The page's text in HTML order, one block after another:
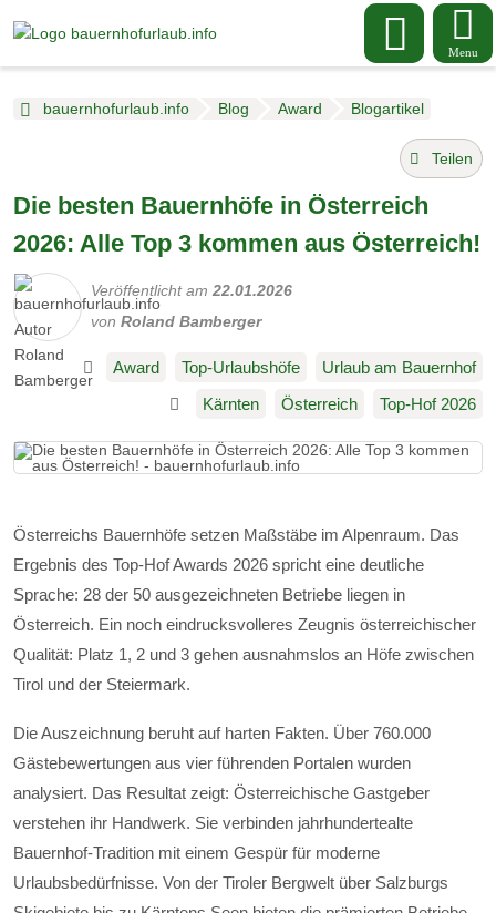
Menu
bauernhofurlaub.info Blog Award Blogartikel
Teilen
Die besten Bauernhöfe in Österreich
2026: Alle Top 3 kommen aus Österreich!
Veröffentlicht am 22.01.2026
von Roland Bamberger
Award Top-Urlaubshöfe
Urlaub am Bauernhof
Kärnten
Österreich Top-Hof 2026
Österreichs Bauernhöfe setzen Maßstäbe im Alpenraum. Das
Ergebnis des Top-Hof Awards 2026 spricht eine deutliche
Sprache: 28 der 50 ausgezeichneten Betriebe liegen in
Österreich. Ein noch eindrucksvolleres Zeugnis österreichischer
Qualität: Platz 1, 2 und 3 gehen ausnahmslos an Höfe zwischen
Tirol und der Steiermark.
Die Auszeichnung beruht auf harten Fakten. Über 760.000
Gästebewertungen aus vier führenden Portalen wurden
analysiert. Das Resultat zeigt: Österreichische Gastgeber
verstehen ihr Handwerk. Sie verbinden jahrhundertealte
Bauernhof-Tradition mit einem Gespür für moderne
Urlaubsbedürfnisse. Von der Tiroler Bergwelt über Salzburgs